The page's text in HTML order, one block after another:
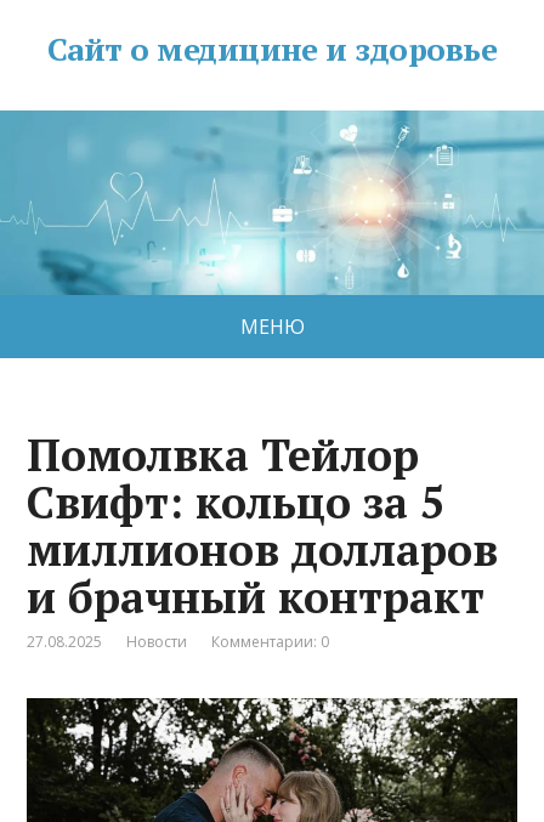
Сайт о медицине и здоровье
МЕНЮ
Помолвка Тейлор
Свифт: кольцо за 5
миллионов долларов
и брачный контракт
27.08.2025 Новости Комментарии: 0